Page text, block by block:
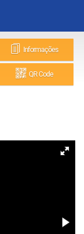
Informações
QR Code